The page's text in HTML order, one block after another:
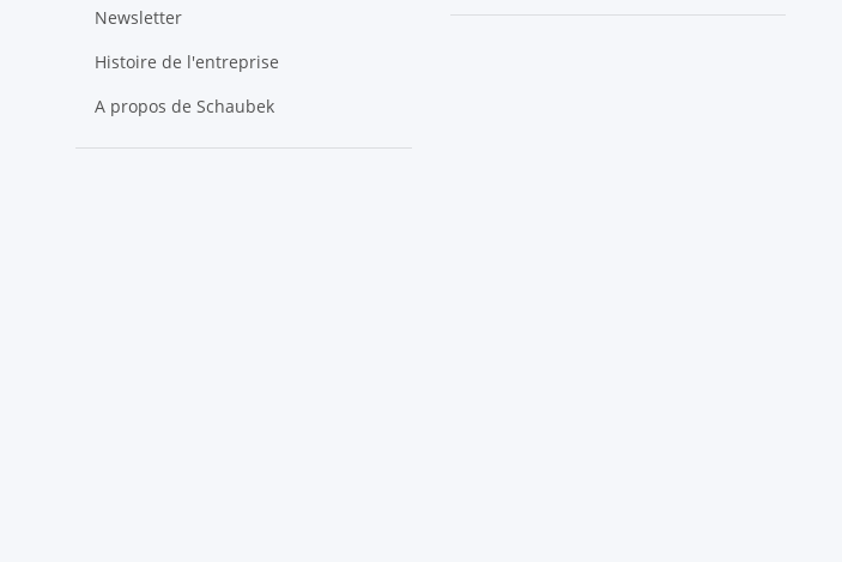
Newsletter
Histoire de l'entreprise
A propos de Schaubek